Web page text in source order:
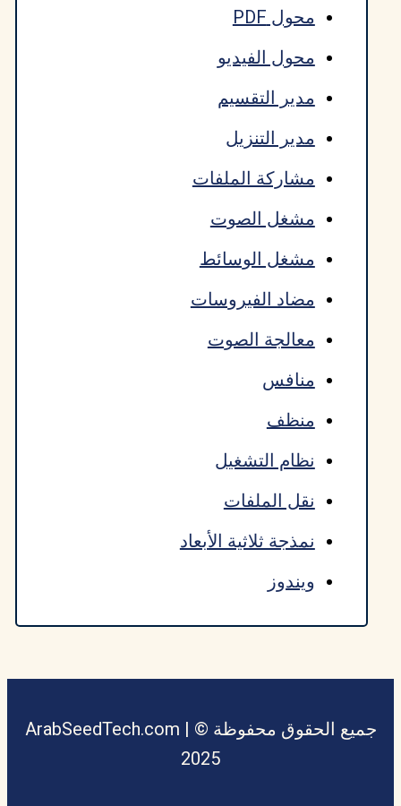
محول الفيديو
مدير التقسيم
مدير التنزيل
مشاركة الملفات
مشغل الصوت
مشغل الوسائط
مضاد الفيروسات
معالجة الصوت
نظام التشغيل
نقل الملفات
نمذجة ثلاثية الأبعاد
جميع الحقوق محفوظة © ArabSeedTech.com |